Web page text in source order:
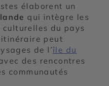
élaborent un
qui intègre les
du pays
itinéraire peut
de l’île du
des rencontres
communautés